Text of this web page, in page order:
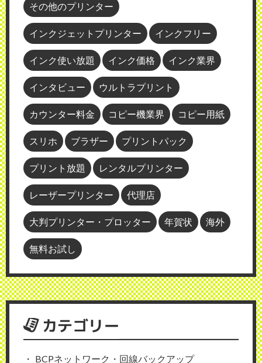
その他のプリンター
インクジェットプリンター インクフリー
インク使い放題 インク価格 インク業界
インタビュー ウルトラプリント
カウンター料金 コピー機業界 コピー用紙
スリホ ブラザー プリントパック
プリント放題 レンタルプリンター
レーザープリンター 代理店
大判プリンター・プロッター 年賀状 海外
無料お試し
カテゴリー
BCPネットワーク・回線バックアップ